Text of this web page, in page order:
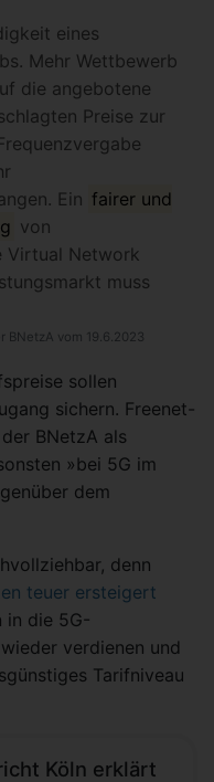
eines
Mehr Wettbewerb
die angebotene
Preise zur
Ein fairer und
von
Virtual Network
muss
BNetzA vom 19.6.2023
sollen
sichern. Freenet-
BNetzA als
»bei 5G im
dem
denn
teuer ersteigert
in die 5G-
verdienen und
Tarifniveau
Köln erklärt